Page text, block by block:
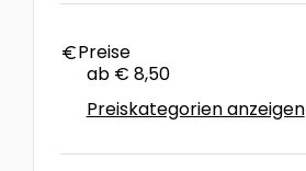
euroPreise
ab € 8,50
Preiskategorien anzeigen